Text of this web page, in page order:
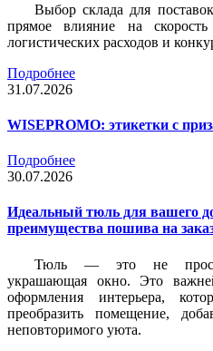
Выбор склада для
прямое влияние на скорость
логистических расходов и
Подробнее
31.07.2026
WISEPROMO: этикетки с
Подробнее
30.07.2026
Идеальный тюль для вашего
преимущества пошива на
Тюль — это не просто
украшающая окно. Это
оформления интерьера,
преобразить помещение,
неповторимого уюта.